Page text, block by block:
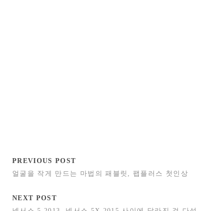
PREVIOUS POST
얼굴을 작게 만드는 마법의 패블릿, 팹플러스 첫인상
NEXT POST